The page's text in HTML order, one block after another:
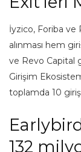
İyzico, Foriba ve
alınması hem
ve Revo Capital
Girişim
toplamda 10
132